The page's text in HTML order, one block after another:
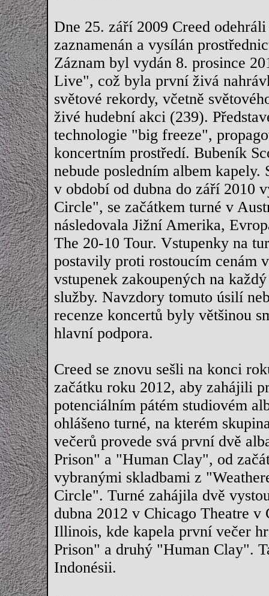
Dne 25. září 2009 Creed
zaznamenán a vysílán
Záznam byl vydán 8. prosince
Live", což byla první živá
světové rekordy, včetně
živé hudební akci (239).
technologie "big freeze",
koncertním prostředí. Bubeník
nebude posledním albem
v období od dubna do září 2010
Circle", se začátkem turné v
následovala Jižní Amerika,
The 20-10 Tour. Vstupenky na
postavily proti rostoucím cenám
vstupenek zakoupených na
služby. Navzdory tomuto úsilí
recenze koncertů byly většinou
hlavní podpora.
Creed se znovu sešli na konci
začátku roku 2012, aby zahájili
potenciálním pátém studiovém
ohlášeno turné, na kterém
večerů provede svá první dvě
Prison" a "Human Clay", od
vybranými skladbami z
Circle". Turné zahájila dvě
dubna 2012 v Chicago Theatre v
Illinois, kde kapela první večer
Prison" a druhý "Human Clay".
Indonésii.